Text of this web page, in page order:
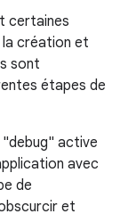
certaines
la création et
sont
étapes de
active
avec
de
et